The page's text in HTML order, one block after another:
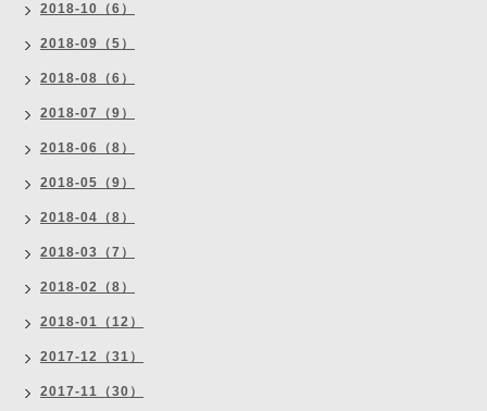
2018-10（6）
2018-09（5）
2018-08（6）
2018-07（9）
2018-06（8）
2018-05（9）
2018-04（8）
2018-03（7）
2018-02（8）
2018-01（12）
2017-12（31）
2017-11（30）